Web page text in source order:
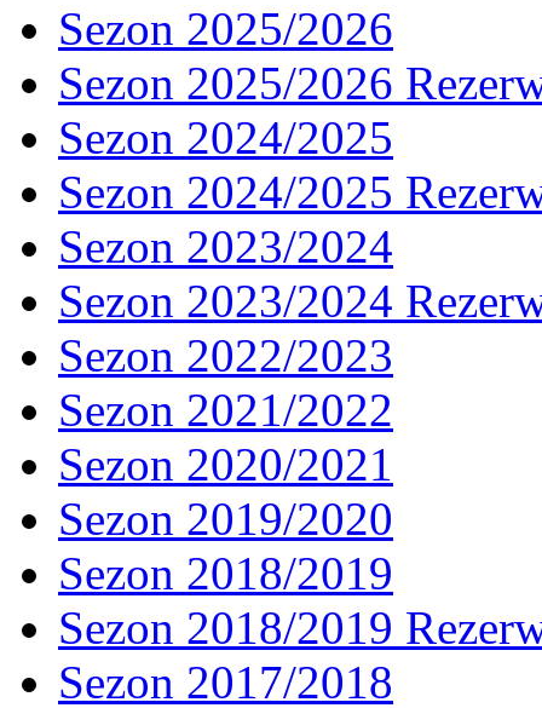
Sezon 2025/2026
Sezon 2025/2026
Sezon 2024/2025
Sezon 2024/2025
Sezon 2023/2024
Sezon 2023/2024
Sezon 2022/2023
Sezon 2021/2022
Sezon 2020/2021
Sezon 2019/2020
Sezon 2018/2019
Sezon 2018/2019
Sezon 2017/2018